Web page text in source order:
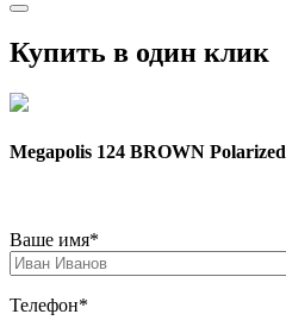
Купить в один клик
Megapolis 124 BROWN Polarized
Ваше имя*
Телефон*